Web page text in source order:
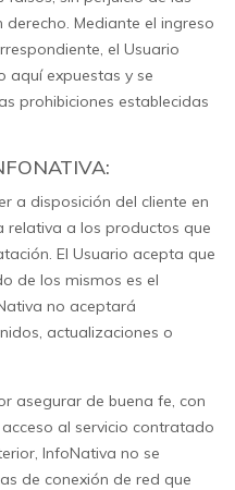
Mediante el ingreso
el Usuario
aquí expuestas y se
prohibiciones establecidas
a disposición del cliente en
relativa a los productos que
El Usuario acepta que
de los mismos es el
no aceptará
actualizaciones o
asegurar de buena fe, con
al servicio contratado
InfoNativa no se
de conexión de red que